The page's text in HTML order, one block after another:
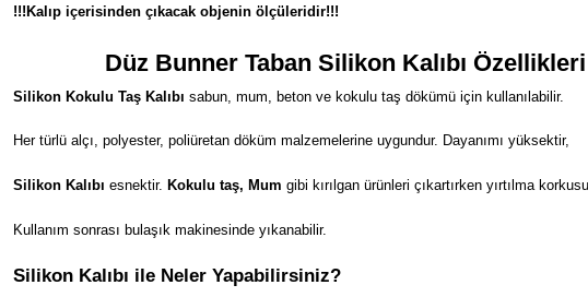
!!!Kalıp içerisinden çıkacak objenin ölçüleridir!!!
Düz Bunner Taban Silikon Kalıbı Özellikleri
Silikon Kokulu Taş Kalıbı sabun, mum, beton ve kokulu taş dökümü için kullanılabilir.
Her türlü alçı, polyester, poliüretan döküm malzemelerine uygundur. Dayanımı yüksektir,
Silikon Kalıbı esnektir. Kokulu taş, Mum gibi kırılgan ürünleri çıkartırken yırtılma
Kullanım sonrası bulaşık makinesinde yıkanabilir.
Silikon Kalıbı ile Neler Yapabilirsiniz?